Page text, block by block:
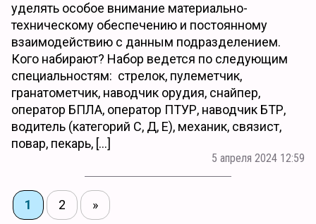
уделять особое внимание материально-
техническому обеспечению и постоянному
взаимодействию с данным подразделением.
Кого набирают? Набор ведется по следующим
специальностям: стрелок, пулеметчик,
гранатометчик, наводчик орудия, снайпер,
оператор БПЛА, оператор ПТУР, наводчик БТР,
водитель (категорий С, Д, Е), механик, связист,
повар, пекарь, […]
5 апреля 2024 12:59
1 2 »